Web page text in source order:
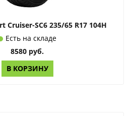
Cruiser-SC6 235/65 R17 104H
Есть на складе
8580 руб.
В КОРЗИНУ